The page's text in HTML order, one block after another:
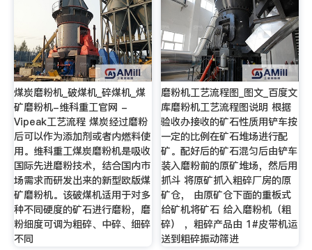
煤炭磨粉机_破煤机_碎煤机_煤
矿磨粉机-维科重工官网 -
Vipeak工艺流程 煤炭经过磨粉
后可以作为添加剂或者内燃料使
用。维科重工煤炭磨粉机是吸收
国际先进磨粉技术，结合国内市
场需求而研发出来的新型欧版煤
矿磨粉机。该破煤机适用于对多
种不同硬度的矿石进行磨粉，磨
粉细度可调为粗碎、中碎、细碎
不同
磨粉机工艺流程图_图文_百度文
库磨粉机工艺流程图说明 根据
验收办接收的矿石性质用铲车按
一定的比例在矿石堆场进行配
矿。配好后的矿石混匀后由铲车
装入磨粉前的原矿堆场，然后用
抓斗 将原矿抓入粗碎厂房的原
矿仓， 由原矿仓下面的重板式
给矿机将矿石 给入磨粉机（粗
碎） ，粗碎产品由 1#皮带机运
送到粗碎振动筛进